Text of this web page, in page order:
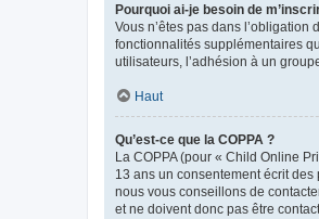
Pourquoi ai-je besoin de
Vous n’êtes pas dans
fonctionnalités supplémentaires
utilisateurs, l’adhésion à un
Haut
Qu’est-ce que la COPPA ?
La COPPA (pour « Child Online
13 ans un consentement écrit
nous vous conseillons de
et ne doivent donc pas être